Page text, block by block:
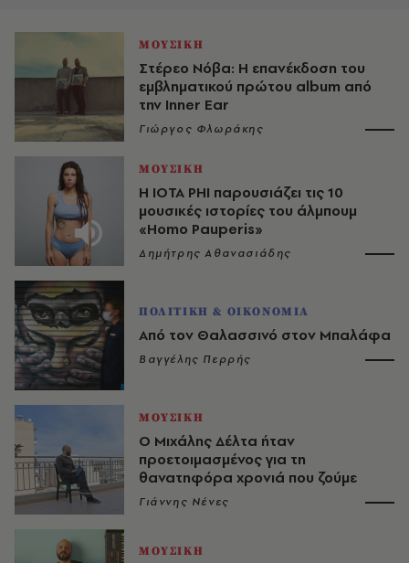
ΜΟΥΣΙΚΗ
Στέρεο Νόβα: Η επανέκδοση του
εμβληματικού πρώτου album από
την Inner Ear
Γιώργος Φλωράκης
ΜΟΥΣΙΚΗ
Η IOTA PHI παρουσιάζει τις 10
μουσικές ιστορίες του άλμπουμ
«Homo Pauperis»
Δημήτρης Αθανασιάδης
ΠΟΛΙΤΙΚΗ & ΟΙΚΟΝΟΜΙΑ
Από τον Θαλασσινό στον Μπαλάφα
Βαγγέλης Περρής
ΜΟΥΣΙΚΗ
Ο Μιχάλης Δέλτα ήταν
προετοιμασμένος για τη
θανατηφόρα χρονιά που ζούμε
Γιάννης Νένες
ΜΟΥΣΙΚΗ